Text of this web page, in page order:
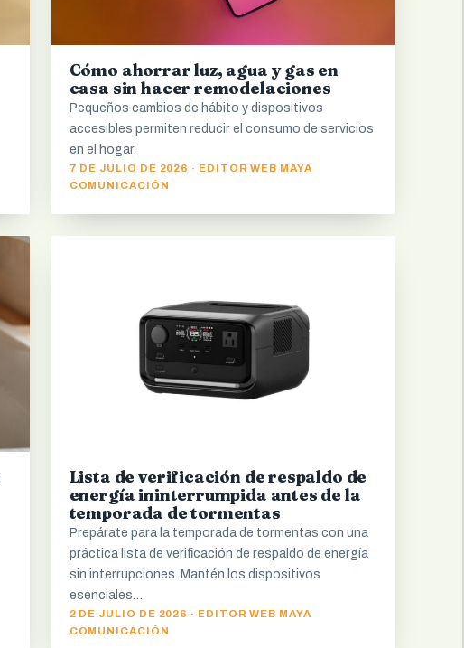
Cómo ahorrar luz, agua y gas en
casa sin hacer remodelaciones
Pequeños cambios de hábito y dispositivos
accesibles permiten reducir el consumo de servicios
en el hogar.
7 DE JULIO DE 2026 · EDITOR WEB MAYA
COMUNICACIÓN
Lista de verificación de respaldo de
energía ininterrumpida antes de la
temporada de tormentas
Prepárate para la temporada de tormentas con una
práctica lista de verificación de respaldo de energía
sin interrupciones. Mantén los dispositivos
esenciales…
2 DE JULIO DE 2026 · EDITOR WEB MAYA
COMUNICACIÓN